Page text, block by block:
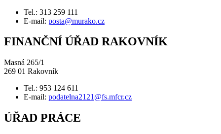
Tel.: 313 259 111
E-mail: posta@murako.cz
FINANČNÍ ÚŘAD RAKOVNÍK
Masná 265/1
269 01 Rakovník
Tel.: 953 124 611
E-mail: podatelna2121@fs.mfcr.cz
ÚŘAD PRÁCE